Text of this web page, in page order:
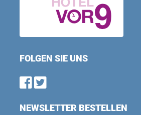
FOLGEN SIE UNS
Find us on
Follow us on
NEWSLETTER BESTELLEN